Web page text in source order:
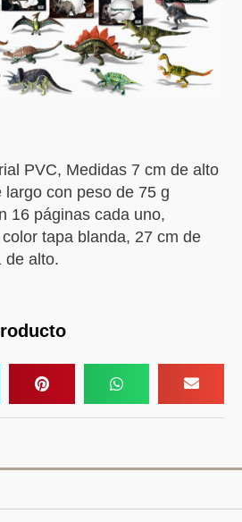
PVC, Medidas 7 cm de alto
largo con peso de 75 g
16 páginas cada uno,
tapa blanda, 27 cm de
de alto.